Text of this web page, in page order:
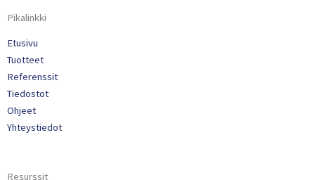
Pikalinkki
Etusivu
Tuotteet
Referenssit
Tiedostot
Ohjeet
Yhteystiedot
Resurssit